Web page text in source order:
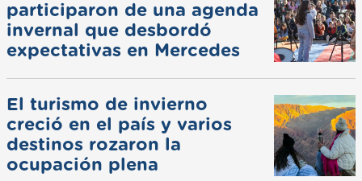
participaron de una agenda
invernal que desbordó
expectativas en Mercedes
El turismo de invierno
creció en el país y varios
destinos rozaron la
ocupación plena